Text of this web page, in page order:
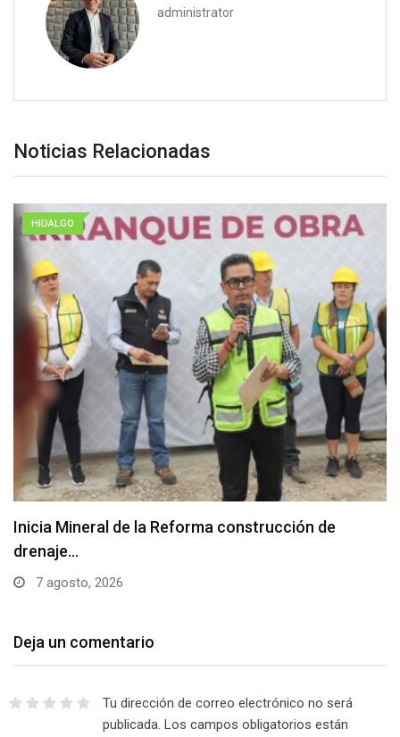
administrator
Noticias Relacionadas
HIDALGO
Inicia Mineral de la Reforma construcción de
drenaje…
7 agosto, 2026
Deja un comentario
Tu dirección de correo electrónico no será
publicada. Los campos obligatorios están